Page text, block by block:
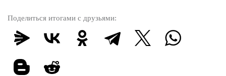
Поделиться итогами с друзьями: